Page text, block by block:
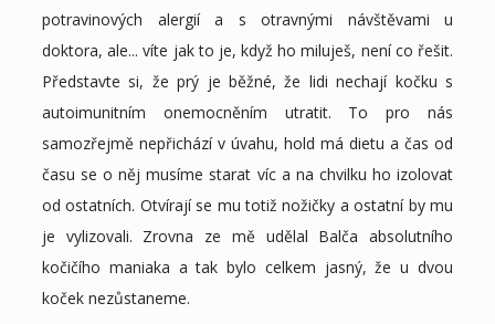
potravinových alergií a s otravnými návštěvami u
doktora, ale... víte jak to je, když ho miluješ, není co řešit.
Představte si, že prý je běžné, že lidi nechají kočku s
autoimunitním onemocněním utratit. To pro nás
samozřejmě nepřichází v úvahu, hold má dietu a čas od
času se o něj musíme starat víc a na chvilku ho izolovat
od ostatních. Otvírají se mu totiž nožičky a ostatní by mu
je vylizovali. Zrovna ze mě udělal Balča absolutního
kočičího maniaka a tak bylo celkem jasný, že u dvou
koček nezůstaneme.